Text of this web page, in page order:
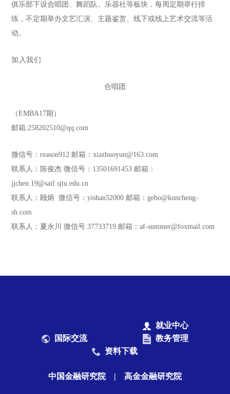
俱乐部下设合唱团、舞蹈队、乐器社等板块，每周定期举行排
练，不定期举办文艺汇演、主题鉴赏、线下或线上艺术交流等活
动。
加入我们
合唱团
（EMBA17期）
邮箱:258202510@qq.com
微信号：reason912 邮箱：xiazhuoyun@163.com
联系人：陈俊杰 微信号：13501691453 邮箱：
jjchen.19@saif.sjtu.edu.cn
联系人：顾炳 微信号：yishan52000 邮箱：gebo@kuncheng-
sh.com
联系人：夏永川
微信号:37733719 邮箱：af-summer@foxmail.com
就业中心
国际交流
教务管理
资料下载
中国金融研究院 | 高金金融研究院